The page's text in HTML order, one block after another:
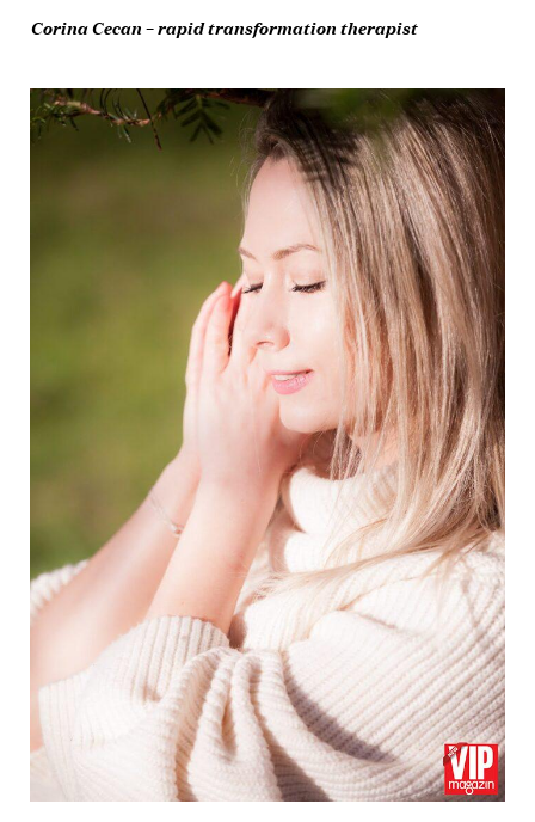
Corina Cecan – rapid transformation therapist